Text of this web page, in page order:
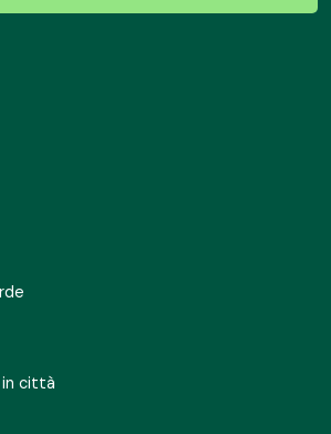
in città